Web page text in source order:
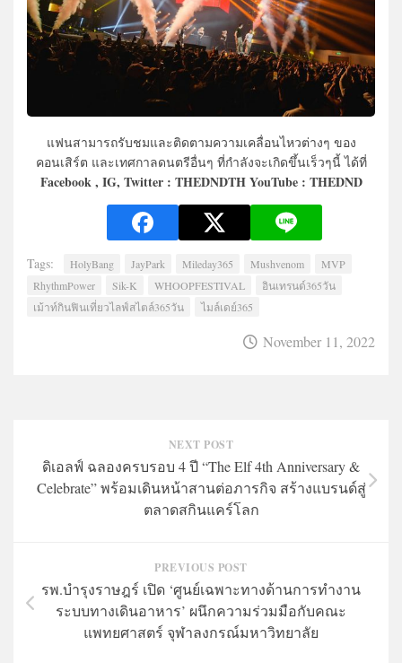
แฟนสามารถรับชมและติดตามความเคลื่อนไหวต่างๆ ของ
คอนเสิร์ต และเทศกาลดนตรีอื่นๆ ที่กำลังจะเกิดขึ้นเร็วๆนี้ ได้ที่
Facebook , IG, Twitter : THEDNDTH YouTube : THEDND
Tags: HolyBang JayPark Mileday365 Mushvenom
MVP
RhythmPower
Sik-K WHOOPFESTIVAL
อินเทรนด์365วัน
เม้าท์กินฟินเที่ยวไลฟ์สไตล์365วัน
ไมล์เดย์365
November 11, 2022
NEXT POST
ดิเอลฟ์ ฉลองครบรอบ 4 ปี “The Elf 4th Anniversary &
Celebrate” พร้อมเดินหน้าสานต่อภารกิจ สร้างแบรนด์สู่
ตลาดสกินแคร์โลก
PREVIOUS POST
รพ.บำรุงราษฎร์ เปิด ‘ศูนย์เฉพาะทางด้านการทำงาน
ระบบทางเดินอาหาร’ ผนึกความร่วมมือกับคณะ
แพทยศาสตร์ จุฬาลงกรณ์มหาวิทยาลัย